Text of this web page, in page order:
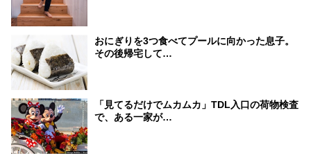
おにぎりを3つ食べてプールに向かった息子。
その後帰宅して…
「見てるだけでムカムカ」TDL入口の荷物検査
で、ある一家が…